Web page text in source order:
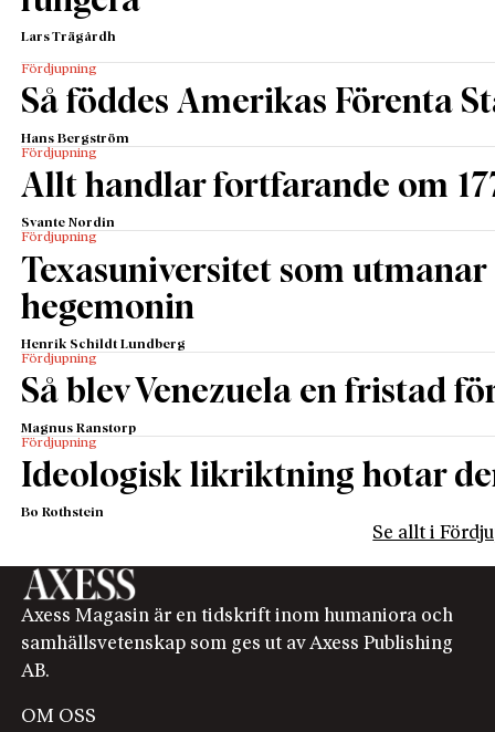
Lars Trägårdh
Fördjupning
Så föddes Amerikas Förenta
Hans Bergström
Fördjupning
Allt handlar fortfarande om
Svante Nordin
Fördjupning
Texasuniversitet som utmanar
hegemonin
Henrik Schildt Lundberg
Fördjupning
Så blev Venezuela en fristad
Magnus Ranstorp
Fördjupning
Ideologisk likriktning hotar
Bo Rothstein
Se allt i
Axess Magasin är en tidskrift inom humaniora och
samhällsvetenskap som ges ut av Axess Publishing
AB.
OM OSS